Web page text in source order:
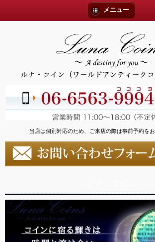
メニュー
当店は個別対応のため、ご来店の際は事前予約をお